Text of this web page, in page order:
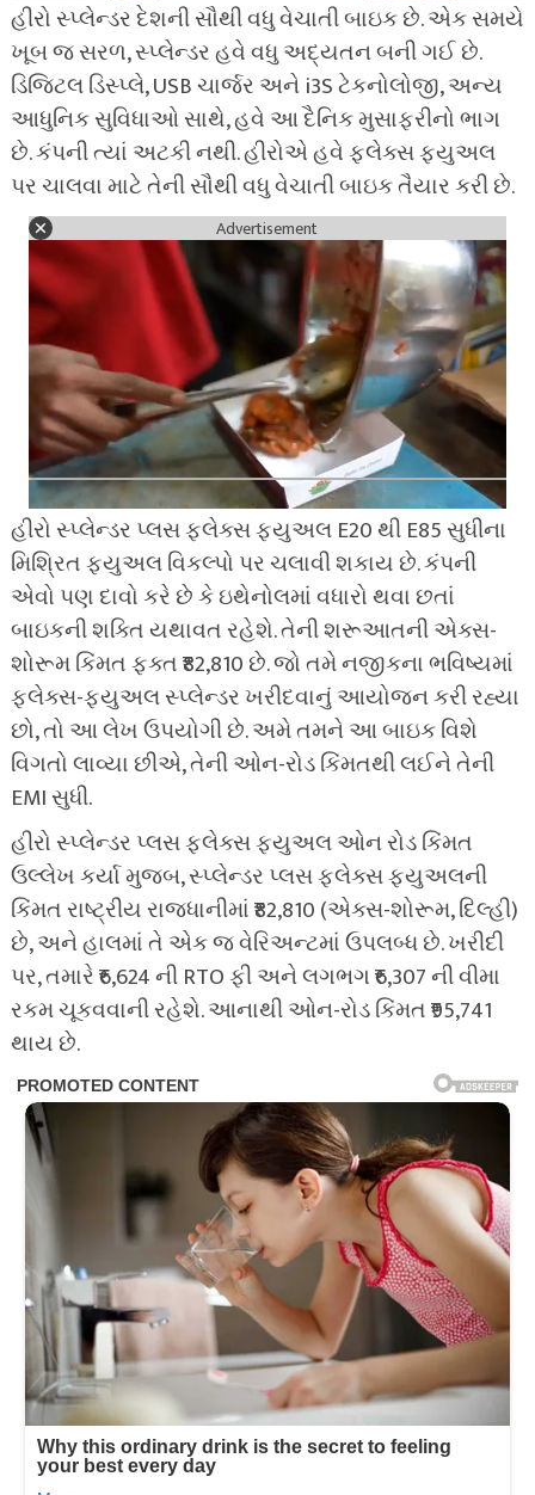
હીરો સ્પ્લેન્ડર દેશની સૌથી વધુ વેચાતી બાઇક છે. એક સમયે
ખૂબ જ સરળ, સ્પ્લેન્ડર હવે વધુ અદ્યતન બની ગઈ છે.
ડિજિટલ ડિસ્પ્લે, USB ચાર્જર અને i3S ટેકનોલોજી, અન્ય
આધુનિક સુવિધાઓ સાથે, હવે આ દૈનિક મુસાફરીનો ભાગ
છે. કંપની ત્યાં અટકી નથી. હીરોએ હવે ફ્લેક્સ ફ્યુઅલ
પર ચાલવા માટે તેની સૌથી વધુ વેચાતી બાઇક તૈયાર કરી છે.
Advertisement
હીરો સ્પ્લેન્ડર પ્લસ ફ્લેક્સ ફ્યુઅલ E20 થી E85 સુધીના
મિશ્રિત ફ્યુઅલ વિકલ્પો પર ચલાવી શકાય છે. કંપની
એવો પણ દાવો કરે છે કે ઇથેનોલમાં વધારો થવા છતાં
બાઇકની શક્તિ યથાવત રહેશે. તેની શરૂઆતની એક્સ-
શોરૂમ કિંમત ફક્ત ₹82,810 છે. જો તમે નજીકના ભવિષ્યમાં
ફ્લેક્સ-ફ્યુઅલ સ્પ્લેન્ડર ખરીદવાનું આયોજન કરી રહ્યા
છો, તો આ લેખ ઉપયોગી છે. અમે તમને આ બાઇક વિશે
વિગતો લાવ્યા છીએ, તેની ઓન-રોડ કિંમતથી લઈને તેની
EMI સુધી.
હીરો સ્પ્લેન્ડર પ્લસ ફ્લેક્સ ફ્યુઅલ ઓન રોડ કિંમત
ઉલ્લેખ કર્યા મુજબ, સ્પ્લેન્ડર પ્લસ ફ્લેક્સ ફ્યુઅલની
કિંમત રાષ્ટ્રીય રાજધાનીમાં ₹82,810 (એક્સ-શોરૂમ, દિલ્હી)
છે, અને હાલમાં તે એક જ વેરિઅન્ટમાં ઉપલબ્ધ છે. ખરીદી
પર, તમારે ₹6,624 ની RTO ફી અને લગભગ ₹6,307 ની વીમા
રકમ ચૂકવવાની રહેશે. આનાથી ઓન-રોડ કિંમત ₹95,741
થાય છે.